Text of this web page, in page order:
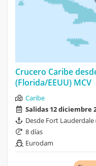
Crucero Caribe
(Florida/EEUU) MCV
Caribe
Salidas 12 diciembre
Desde Fort Lauderdale
8 días
Eurodam